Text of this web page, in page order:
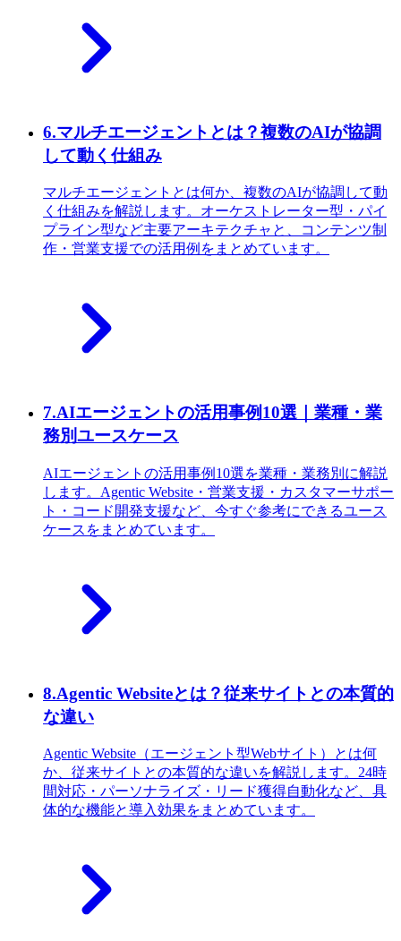
6.マルチエージェントとは？複数のAIが協調
して動く仕組み
マルチエージェントとは何か、複数のAIが協調して動
く仕組みを解説します。オーケストレーター型・パイ
プライン型など主要アーキテクチャと、コンテンツ制
作・営業支援での活用例をまとめています。
7.AIエージェントの活用事例10選｜業種・業
務別ユースケース
AIエージェントの活用事例10選を業種・業務別に解説
します。Agentic Website・営業支援・カスタマーサポー
ト・コード開発支援など、今すぐ参考にできるユース
ケースをまとめています。
8.Agentic Websiteとは？従来サイトとの本質的
な違い
Agentic Website（エージェント型Webサイト）とは何
か、従来サイトとの本質的な違いを解説します。24時
間対応・パーソナライズ・リード獲得自動化など、具
体的な機能と導入効果をまとめています。